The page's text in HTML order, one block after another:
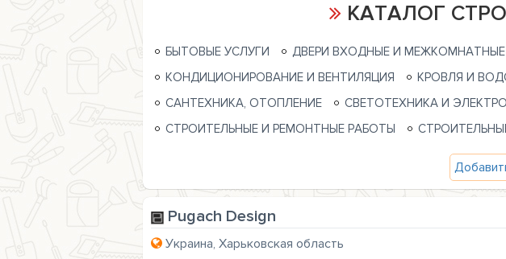
КАТАЛОГ
БЫТОВЫЕ УСЛУГИ ДВЕРИ ВХОДНЫЕ И МЕЖКОМНАТНЫЕ
КОНДИЦИОНИРОВАНИЕ И ВЕНТИЛЯЦИЯ
КРОВЛЯ И
САНТЕХНИКА, ОТОПЛЕНИЕ
СВЕТОТЕХНИКА И
СТРОИТЕЛЬНЫЕ И РЕМОНТНЫЕ РАБОТЫ
Pugach Design
Украина, Харьковская область